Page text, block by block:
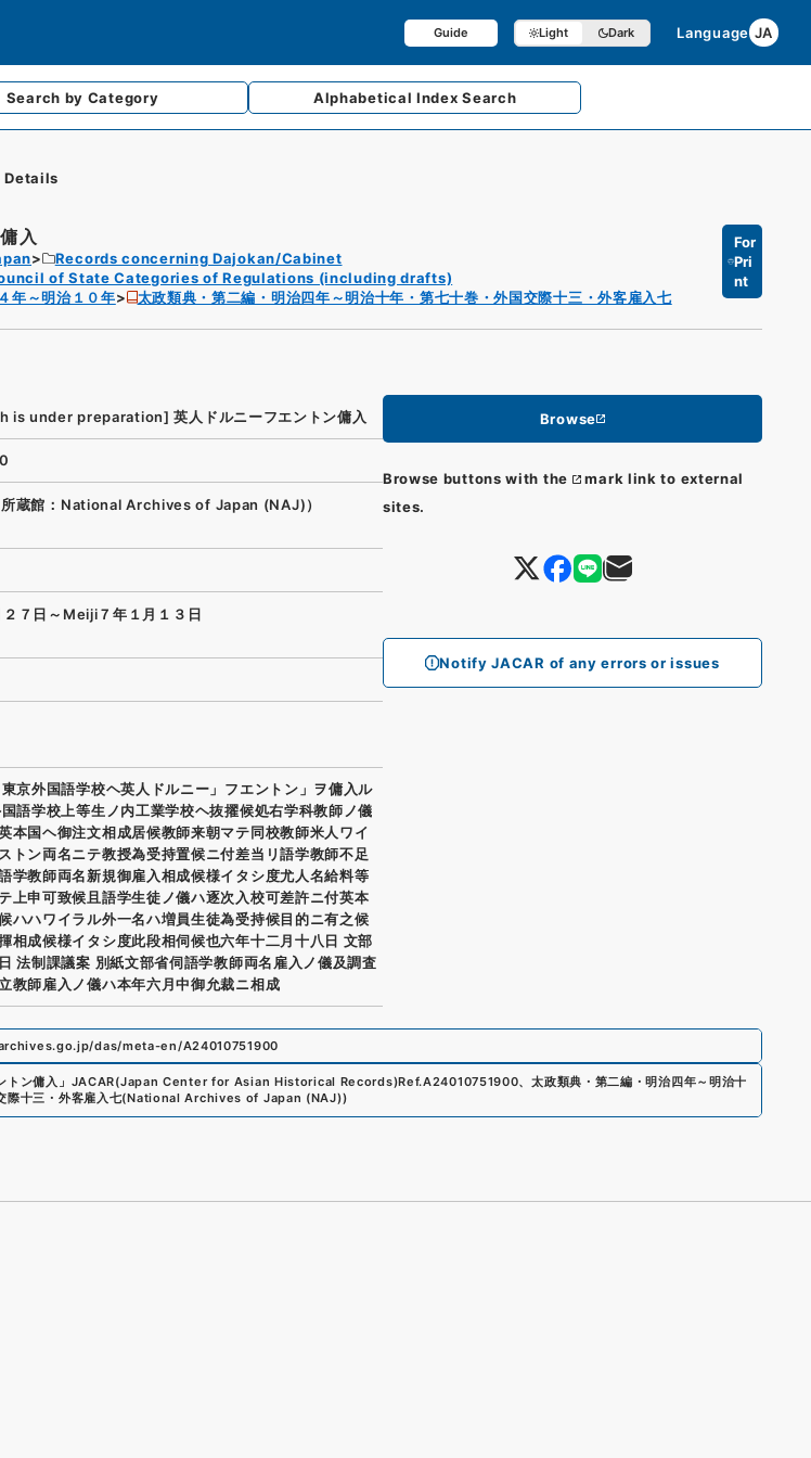
Guide Light Dark Language JA
Search by Category AlphabeticalIndex Search
Details
入
Records concerning Dajokan/Cabinet
of State Categories of Regulations (including drafts)
年～明治１０年
太政類典・第二編・明治四年～明治十年・第七十巻・外国交際十三・外客雇入七
For
Pri
nt
Browse
Browse buttons with the
mark link to external
sites.
Notify JACAR of any errors or issues
is under preparation] 英人ドルニーフエントン傭入
蔵館：National Archives of Japan (NAJ)）
７日～Meiji７年１月１３日
京外国語学校ヘ英人ドルニー」フエントン」ヲ傭入ル
語学校上等生ノ内工業学校ヘ抜擢候処右学科教師ノ儀
本国ヘ御注文相成居候教師来朝マテ同校教師米人ワイ
トン両名ニテ教授為受持置候ニ付差当リ語学教師不足
学教師両名新規御雇入相成候様イタシ度尤人名給料等
上申可致候且語学生徒ノ儀ハ逐次入校可差許ニ付英本
ハハワイラル外一名ハ増員生徒為受持候目的ニ有之候
相成候様イタシ度此段相伺候也六年十二月十八日 文部
法制課議案 別紙文部省伺語学教師両名雇入ノ儀及調査
教師雇入ノ儀ハ本年六月中御允裁ニ相成
das/meta-en/A24010751900
トン傭入 」 JACAR(Japan Center for Asian Historical Records)Ref.A24010751900、太政類典・第二編・明治四年～明治十
際十三・外客雇入七(National Archives of Japan (NAJ))